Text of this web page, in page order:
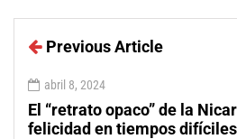
Previous Article
abril 8, 2024
El “retrato opaco” de la
felicidad en tiempos difíciles